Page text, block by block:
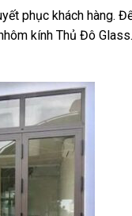
phục khách hàng.
kính Thủ Đô